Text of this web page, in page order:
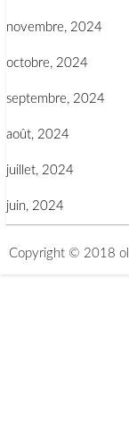
novembre, 2024
octobre, 2024
septembre, 2024
août, 2024
juillet, 2024
juin, 2024
Copyright © 2018